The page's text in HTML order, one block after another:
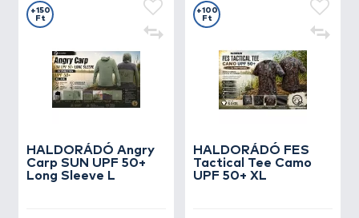
HALDORÁDÓ Angry
Carp SUN UPF 50+
Long Sleeve L
+150
Ft
HALDORÁDÓ FES
Tactical Tee Camo
UPF 50+ XL
+100
Ft